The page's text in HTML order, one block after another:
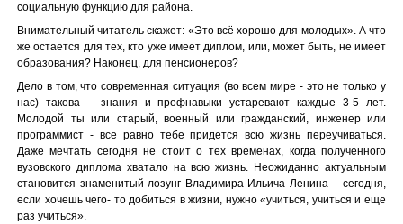
социальную функцию для района.
Внимательный читатель скажет: «Это всё хорошо для молодых». А что
же остается для тех, кто уже имеет диплом, или, может быть, не имеет
образования? Наконец, для пенсионеров?
Дело в том, что современная ситуация (во всем мире - это не только у
нас) такова – знания и профнавыки устаревают каждые 3-5 лет.
Молодой ты или старый, военный или гражданский, инженер или
программист - все равно тебе придется всю жизнь переучиваться.
Даже мечтать сегодня не стоит о тех временах, когда полученного
вузовского диплома хватало на всю жизнь. Неожиданно актуальным
становится знаменитый лозунг Владимира Ильича Ленина – сегодня,
если хочешь чего- то добиться в жизни, нужно «учиться, учиться и еще
раз учиться».